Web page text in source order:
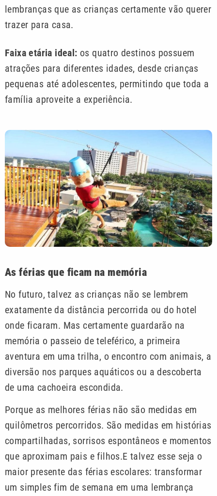
lembranças que as crianças certamente vão querer
trazer para casa.
Faixa etária ideal: os quatro destinos possuem
atrações para diferentes idades, desde crianças
pequenas até adolescentes, permitindo que toda a
família aproveite a experiência.
As férias que ficam na memória
No futuro, talvez as crianças não se lembrem
exatamente da distância percorrida ou do hotel
onde ficaram. Mas certamente guardarão na
memória o passeio de teleférico, a primeira
aventura em uma trilha, o encontro com animais, a
diversão nos parques aquáticos ou a descoberta
de uma cachoeira escondida.
Porque as melhores férias não são medidas em
quilômetros percorridos. São medidas em histórias
compartilhadas, sorrisos espontâneos e momentos
que aproximam pais e filhos.E talvez esse seja o
maior presente das férias escolares: transformar
um simples fim de semana em uma lembrança